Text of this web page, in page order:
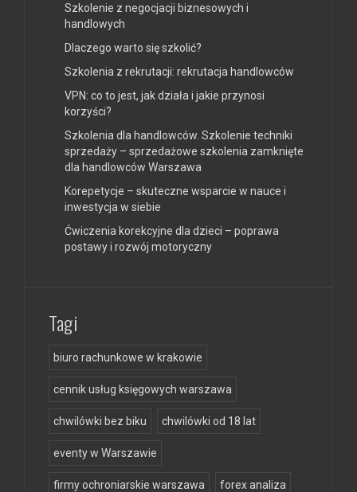
Szkolenie z negocjacji biznesowych i
handlowych
Dlaczego warto się szkolić?
Szkolenia z rekrutacji: rekrutacja handlowców
VPN: co to jest, jak działa i jakie przynosi
korzyści?
Szkolenia dla handlowców. Szkolenie techniki
sprzedaży – sprzedażowe szkolenia zamknięte
dla handlowców Warszawa
Korepetycje – skuteczne wsparcie w nauce i
inwestycja w siebie
Ćwiczenia korekcyjne dla dzieci – poprawa
postawy i rozwój motoryczny
Tagi
biuro rachunkowe w krakowie
cennik usług księgowych warszawa
chwilówki bez biku chwilówki od 18 lat
eventy w Warszawie
firmy ochroniarskie warszawa forex analiza